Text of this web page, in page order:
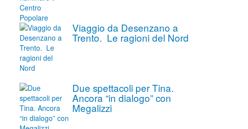
Viaggio da Desenzano a
Trento. Le ragioni del Nord
Due spettacoli per Tina.
Ancora “in dialogo” con
Megalizzi